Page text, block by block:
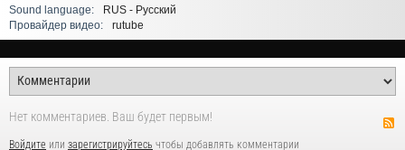
Sound language:
RUS - Русский
Провайдер видео:
rutube
Нет комментариев. Ваш будет первым!
Войдите или зарегистрируйтесь чтобы добавлять комментарии